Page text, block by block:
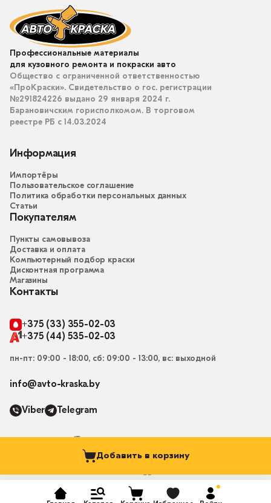
Добавить в корзину
Профессиональные материалы
для кузовного ремонта и покраски авто
Общество с ограниченной ответственностью
«ПроКраски». Свидетельство о гос. регистрации
№291824226 выдано 29 января 2024 г.
Барановичским горисполкомом. В торговом
реестре РБ с 14.03.2024
Информация
Импортёры
Пользовательское соглашение
Политика обработки персональных данных
Статьи
Покупателям
Пункты самовывоза
Доставка и оплата
Компьютерный подбор краски
Дисконтная программа
Магазины
Контакты
+375 (33) 355-02-03
+375 (44) 535-02-03
пн-пт: 09:00 - 18:00, сб: 09:00 - 13:00, вс: выходной
info@avto-kraska.by
Viber Telegram
© 2015-2026, Магазин “Автокраска” avto-kraska.by